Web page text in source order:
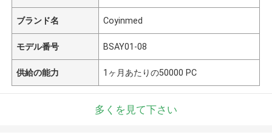
ブランド名 Coyinmed
モデル番号 BSAY01-08
供給の能力 1ヶ月あたりの50000 PC
多くを見て下さい